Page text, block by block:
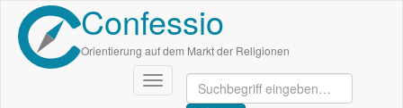
Direkt
zum
Inhalt
Confessio
Orientierung auf dem Markt der Religionen
Navigation
aktivieren/deaktivieren